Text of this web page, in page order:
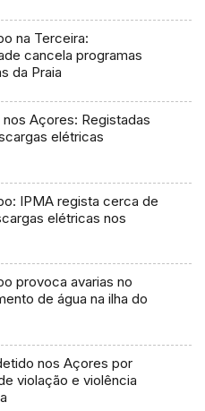
na Terceira:
cancela programas
da Praia
nos Açores: Registadas
elétricas
IPMA regista cerca de
elétricas nos
provoca avarias no
de água na ilha do
nos Açores por
violação e violência